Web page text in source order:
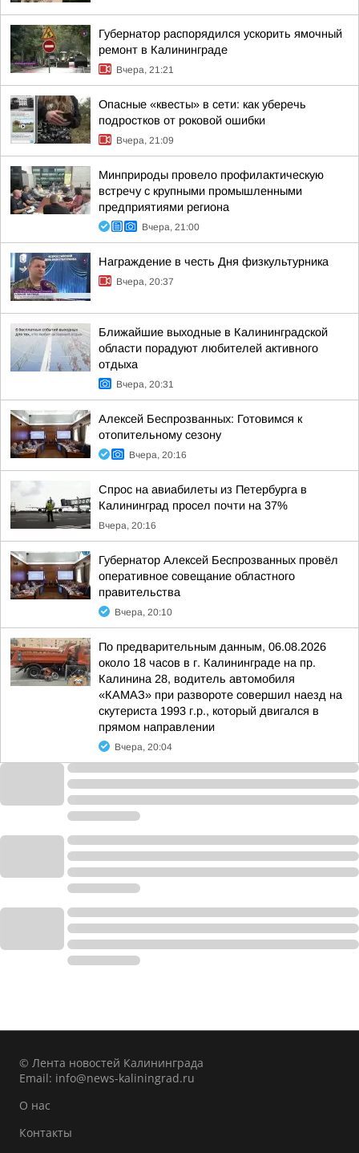
Губернатор распорядился ускорить ямочный
ремонт в Калининграде
Вчера, 21:21
Опасные «квесты» в сети: как уберечь
подростков от роковой ошибки
Вчера, 21:09
Минприроды провело профилактическую
встречу с крупными промышленными
предприятиями региона
Вчера, 21:00
Награждение в честь Дня физкультурника
Вчера, 20:37
Ближайшие выходные в Калининградской
области порадуют любителей активного
отдыха
Вчера, 20:31
Алексей Беспрозванных: Готовимся к
отопительному сезону
Вчера, 20:16
Спрос на авиабилеты из Петербурга в
Калининград просел почти на 37%
Вчера, 20:16
Губернатор Алексей Беспрозванных провёл
оперативное совещание областного
правительства
Вчера, 20:10
По предварительным данным, 06.08.2026
около 18 часов в г. Калининграде на пр.
Калинина 28, водитель автомобиля
«КАМАЗ» при развороте совершил наезд на
скутериста 1993 г.р., который двигался в
прямом направлении
Вчера, 20:04
© Лента новостей Калининграда
Email: info@news-kaliningrad.ru
О нас
Контакты